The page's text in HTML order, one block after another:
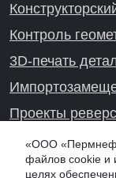
Контроль
3D-печать
Проекты
«ООО
файлов cookie и
целях